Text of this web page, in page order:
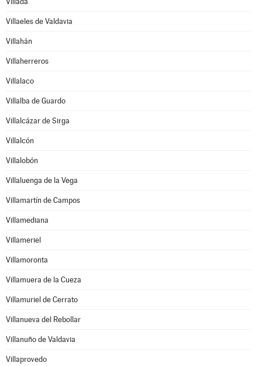
Villaeles de Valdavia
Villahán
Villaherreros
Villalaco
Villalba de Guardo
Villalcázar de Sirga
Villalcón
Villalobón
Villaluenga de la Vega
Villamartín de Campos
Villamediana
Villameriel
Villamoronta
Villamuera de la Cueza
Villamuriel de Cerrato
Villanueva del Rebollar
Villanuño de Valdavia
Villaprovedo